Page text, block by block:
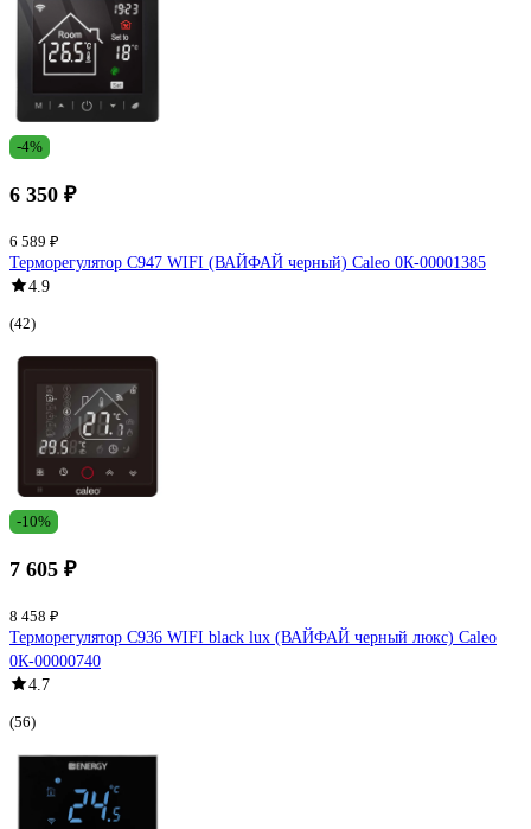
-4%
6 350 ₽
6 589 ₽
Терморегулятор C947 WIFI (ВАЙФАЙ черный) Caleo 0К-00001385
4.9
(42)
-10%
7 605 ₽
8 458 ₽
Терморегулятор C936 WIFI black lux (ВАЙФАЙ черный люкс) Caleo
0К-00000740
4.7
(56)